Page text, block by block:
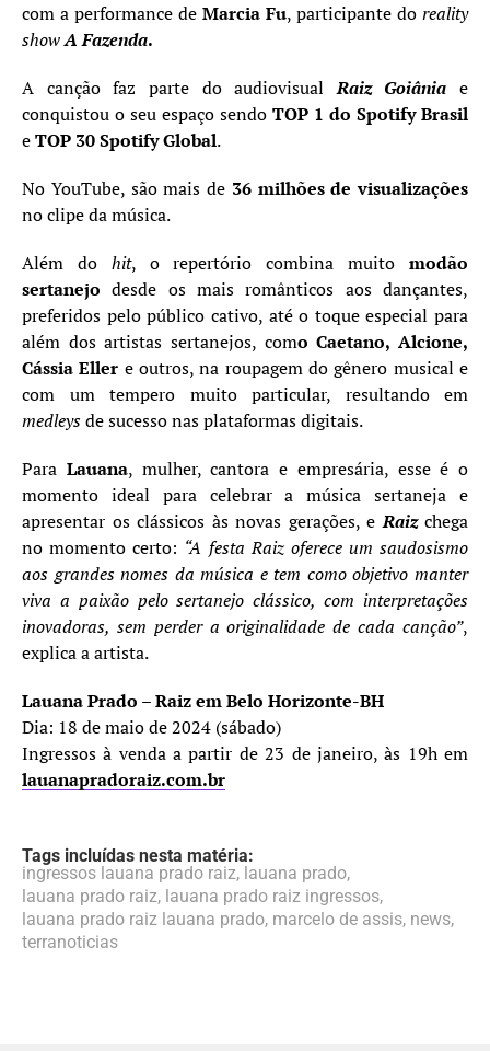
com a performance de Marcia Fu, participante do reality
showA Fazenda.
A canção faz parte do audiovisualRaiz Goiânia e
conquistou o seu espaço sendo TOP 1 do Spotify Brasil
eTOP 30 Spotify Global.
No YouTube, são mais de 36 milhões de visualizações
no clipe da música.
Além do hit, o repertório combina muitomodão
sertanejo desde os mais românticos aos dançantes,
preferidos pelo público cativo, até o toque especial para
além dos artistas sertanejos, como Caetano, Alcione,
Cássia Eller e outros, na roupagem do gênero musical e
com um tempero muito particular, resultando em
medleysde sucesso nas plataformas digitais.
Para Lauana, mulher, cantora e empresária, esse é o
momento ideal para celebrar a música sertaneja e
apresentar os clássicos às novas gerações, e Raiz chega
no momento certo: “A festa Raiz oferece um saudosismo
aos grandes nomes da música e tem como objetivo manter
viva a paixão pelo sertanejo clássico, com interpretações
inovadoras, sem perder a originalidade de cada canção”,
explica a artista.
Lauana Prado – Raiz em Belo Horizonte-BH
Dia: 18 de maio de 2024 (sábado)
Ingressos à venda a partir de 23 de janeiro, às 19h em
lauanapradoraiz.com.br
Tags incluídas nesta matéria:
ingressos lauana prado raiz, lauana prado,
lauana prado raiz, lauana prado raiz ingressos,
lauana prado raiz lauana prado, marcelo de assis, news,
terranoticias